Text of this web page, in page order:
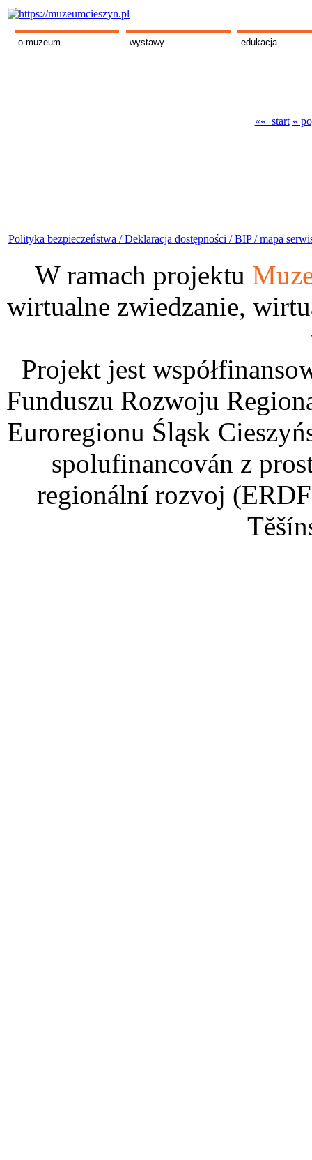
o muzeum wystawy edukacja
«« start «
Polityka bezpieczeństwa /Deklaracja dostępności /BIP /mapa
W ramach projektu
wirtualne zwiedzanie,
Projekt jest
Funduszu Rozwoju
Euroregionu Śląsk
spolufinancován z
regionální rozvoj